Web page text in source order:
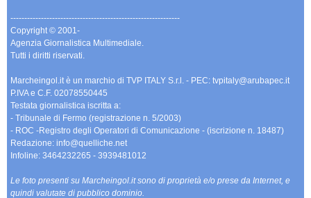
-------------------------------------------------------------
Copyright © 2001-
Agenzia Giornalistica Multimediale.
Tutti i diritti riservati.
Marcheingol.it è un marchio di TVP ITALY S.r.l. - PEC: tvpitaly@arubapec.it
P.IVA e C.F. 02078550445
Testata giornalistica iscritta a:
- Tribunale di Fermo (registrazione n. 5/2003)
- ROC -Registro degli Operatori di Comunicazione - (iscrizione n. 18487)
Redazione: info@quelliche.net
Infoline: 3464232265 - 3939481012
Le foto presenti su Marcheingol.it sono di proprietà e/o prese da Internet, e
quindi valutate di pubblico dominio.